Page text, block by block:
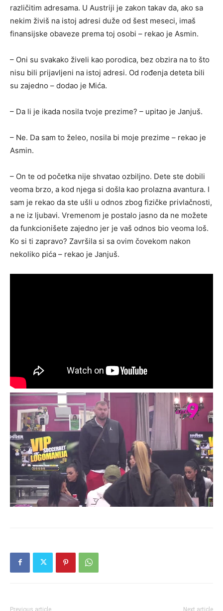
različitim adresama. U Austriji je zakon takav da, ako sa
nekim živiš na istoj adresi duže od šest meseci, imaš
finansijske obaveze prema toj osobi – rekao je Asmin.
– Oni su svakako živeli kao porodica, bez obzira na to što
nisu bili prijavljeni na istoj adresi. Od rođenja deteta bili
su zajedno – dodao je Mića.
– Da li je ikada nosila tvoje prezime? – upitao je Janjuš.
– Ne. Da sam to želeo, nosila bi moje prezime – rekao je
Asmin.
– On te od početka nije shvatao ozbiljno. Dete ste dobili
veoma brzo, a kod njega si došla kao prolazna avantura. I
sam je rekao da ste ušli u odnos zbog fizičke privlačnosti,
a ne iz ljubavi. Vremenom je postalo jasno da ne možete
da funkcionišete zajedno jer je vaš odnos bio veoma loš.
Ko si ti zapravo? Završila si sa ovim čovekom nakon
nekoliko pića – rekao je Janjuš.
Previous article Next article